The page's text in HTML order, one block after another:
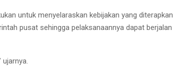
untuk menyelaraskan kebijakan yang diterapkan
pusat sehingga pelaksanaannya dapat berjalan